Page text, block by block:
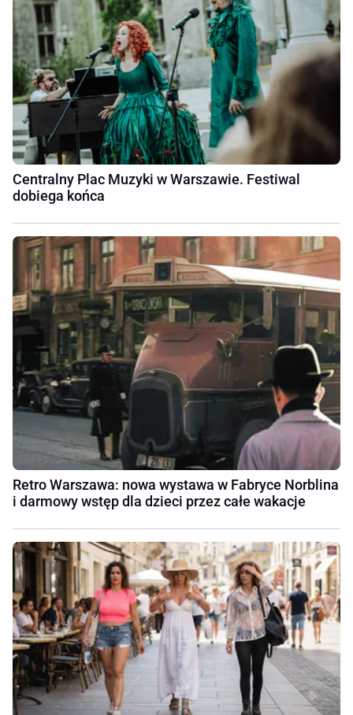
Centralny Plac Muzyki w Warszawie. Festiwal
dobiega końca
Retro Warszawa: nowa wystawa w Fabryce Norblina
i darmowy wstęp dla dzieci przez całe wakacje